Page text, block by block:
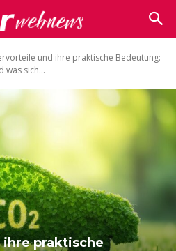
und ihre praktische Bedeutung:
was sich...
praktische